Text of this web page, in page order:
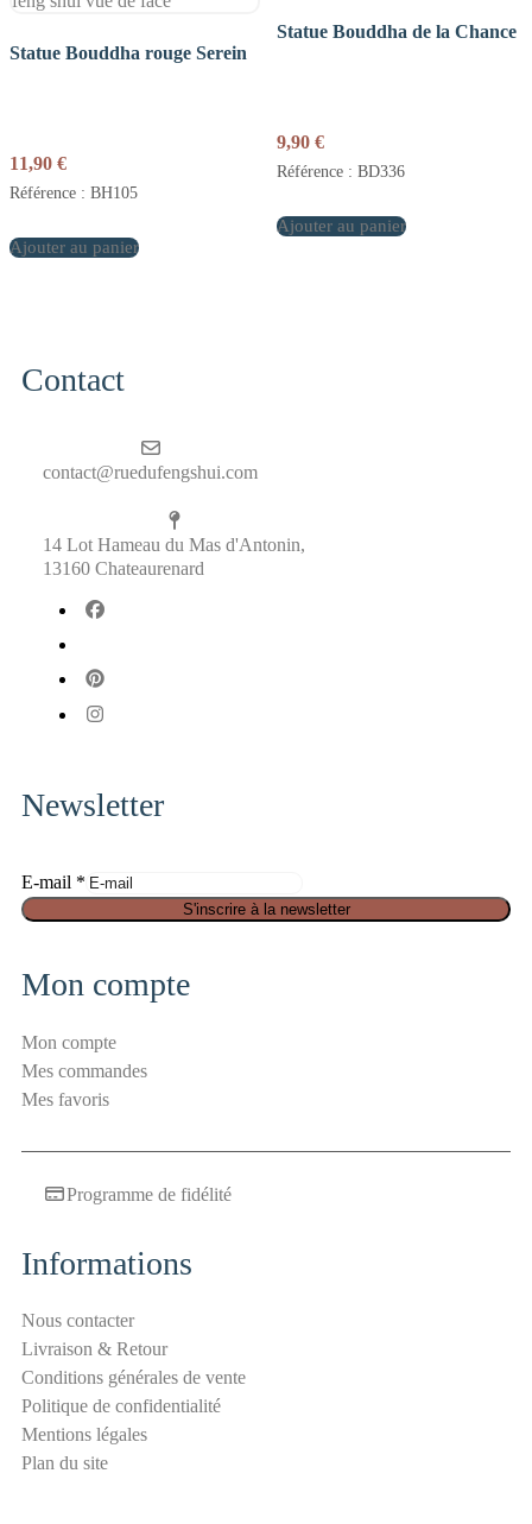
Statue Bouddha rouge Serein
11,90 €
Référence : BH105
Ajouter au panier
Statue Bouddha de la Chance
9,90 €
Référence : BD336
Ajouter au panier
Contact
contact@ruedufengshui.com
14 Lot Hameau du Mas d'Antonin,
13160 Chateaurenard
Newsletter
E-mail *
S
u
i
t
é
-
s
p
a
m
E
-
m
S'inscrire à la newsletter
Mon compte
Mon compte
Mes commandes
Mes favoris
Programme de fidélité
Informations
Nous contacter
Livraison & Retour
Conditions générales de vente
Politique de confidentialité
Mentions légales
Plan du site